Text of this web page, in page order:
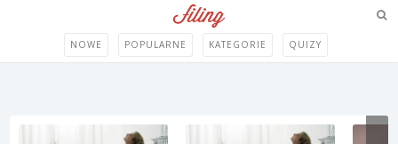
NOWE POPULARNE KATEGORIE QUIZY